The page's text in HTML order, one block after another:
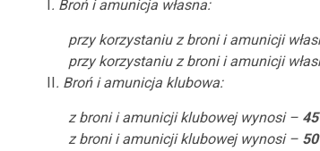
I. Broń i amunicja własna:
przy korzystaniu z broni i amunicji
przy korzystaniu z broni i amunicji
II. Broń i amunicja klubowa:
z broni i amunicji klubowej wynosi – 45
z broni i amunicji klubowej wynosi –